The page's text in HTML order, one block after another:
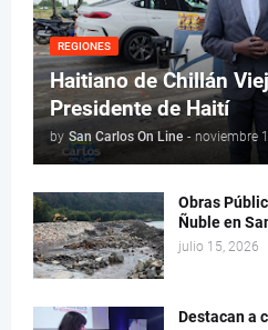
REGIONES
Haitiano de Chillán
Presidente de Haití
by San Carlos On Line - noviembre
Obras
Ñuble en
julio 15, 2026
Destacan a